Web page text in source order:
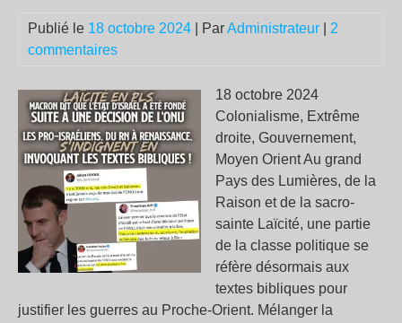
Publié le 18 octobre 2024 | ParAdministrateur
2
commentaires
18 octobre 2024
Colonialisme, Extrême
droite, Gouvernement,
Moyen Orient Au grand
Pays des Lumières, de la
Raison et de la sacro-
sainte Laïcité, une partie
de la classe politique se
réfère désormais aux
textes bibliques pour
justifier les guerres au Proche-Orient. Mélanger la